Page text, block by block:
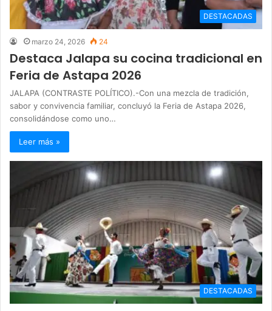
DESTACADAS
marzo 24, 2026 24
Destaca Jalapa su cocina tradicional en
Feria de Astapa 2026
JALAPA (CONTRASTE POLÍTICO).-Con una mezcla de tradición,
sabor y convivencia familiar, concluyó la Feria de Astapa 2026,
consolidándose como uno…
Leer más »
DESTACADAS